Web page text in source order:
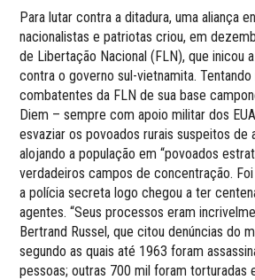
Para lutar contra a ditadura, uma aliança
nacionalistas e patriotas criou, em
de Libertação Nacional (FLN), que inicou
contra o governo sul-vietnamita. Tentando
combatentes da FLN de sua base
Diem – sempre com apoio militar dos
esvaziar os povoados rurais suspeitos de
alojando a população em “povoados
verdadeiros campos de concentração.
a polícia secreta logo chegou a ter
agentes. “Seus processos eram
Bertrand Russel, que citou denúncias do
segundo as quais até 1963 foram
pessoas; outras 700 mil foram torturadas